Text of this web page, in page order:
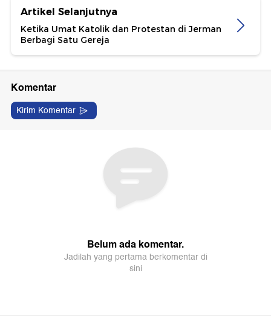
Artikel Selanjutnya
Ketika Umat Katolik dan Protestan di Jerman
Berbagi Satu Gereja